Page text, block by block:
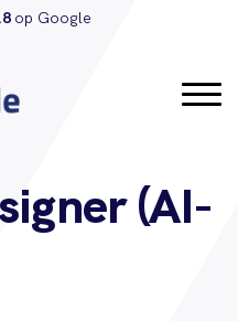
op Google
(AI-